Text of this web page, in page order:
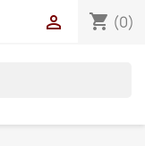
shopping_cart (0)
